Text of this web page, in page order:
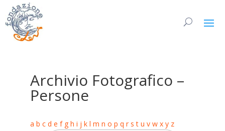
Archivio Fotografico –
Persone
a b c d e f g h i j k l m n o p q r st u v w x y z